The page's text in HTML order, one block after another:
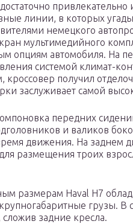
привлекательно
линии, в которых
немецкого
мультимедийного
опциям автомобиля. На
системой климат-
кроссовер получил
заслуживает самой
передних
и валиков
движения. На заднем
размещения троих
размерам Haval H7
грузы. В
задние кресла.